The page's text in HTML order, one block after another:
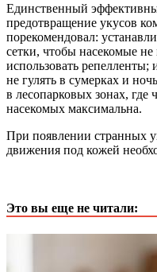
Единственный
предотвращение укусов
порекомендовал:
сетки, чтобы насекомые
использовать репелленты;
не гулять в сумерках и
в лесопарковых зонах, где
насекомых максимальна.
При появлении странных
движения под кожей
Это вы еще не читали: